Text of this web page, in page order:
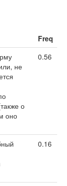
Freq
не
о
оно
0.56
0.16